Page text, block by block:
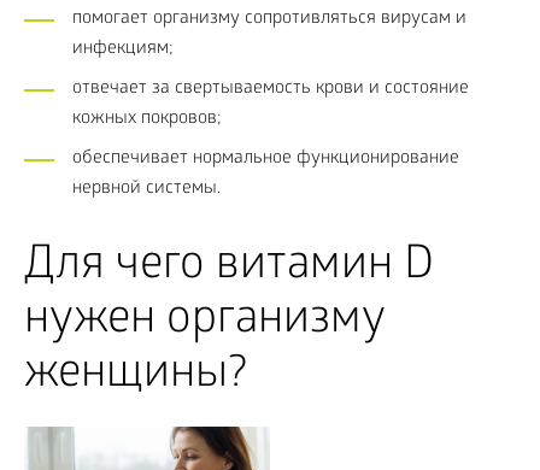
помогает организму сопротивляться вирусам и
инфекциям;
отвечает за свертываемость крови и состояние
кожных покровов;
обеспечивает нормальное функционирование
нервной системы.
Для чего витамин D
нужен организму
женщины?